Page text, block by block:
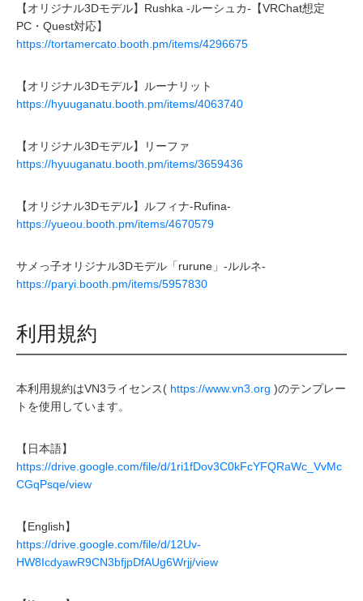
【オリジナル3Dモデル】Rushka -ルーシュカ-【VRChat想定
PC・Quest対応】
https://tortamercato.booth.pm/items/4296675
【オリジナル3Dモデル】ルーナリット
https://hyuuganatu.booth.pm/items/4063740
【オリジナル3Dモデル】リーファ
https://hyuuganatu.booth.pm/items/3659436
【オリジナル3Dモデル】ルフィナ-Rufina-
https://yueou.booth.pm/items/4670579
サメっ子オリジナル3Dモデル「rurune」-ルルネ-
https://paryi.booth.pm/items/5957830
利用規約
本利用規約はVN3ライセンス( https://www.vn3.org )のテンプレー
トを使用しています。
【日本語】
https://drive.google.com/file/d/1ri1fDov3C0kFcYFQRaWc_VvMc
CGqPsqe/view
【English】
https://drive.google.com/file/d/12Uv-
HW8IcdyawR9CN3bfjpDfAUg6Wrjj/view